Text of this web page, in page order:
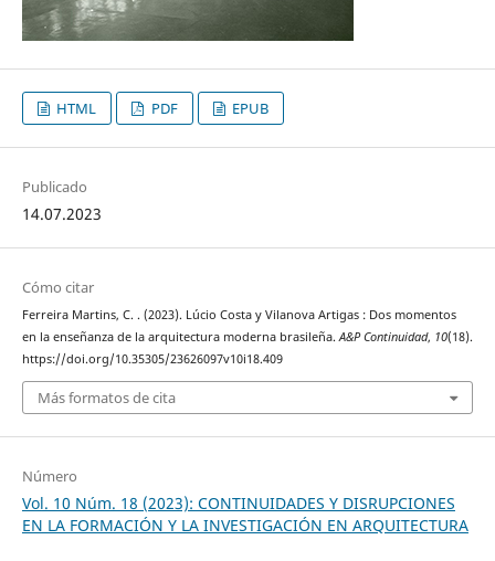
HTML PDF EPUB
Publicado
14.07.2023
Cómo citar
Ferreira Martins, C. . (2023). Lúcio Costa y Vilanova Artigas : Dos momentos
en la enseñanza de la arquitectura moderna brasileña. A&P Continuidad, 10(18).
https://doi.org/10.35305/23626097v10i18.409
Más formatos de cita
Número
Vol. 10 Núm. 18 (2023): CONTINUIDADES Y DISRUPCIONES
EN LA FORMACIÓN Y LA INVESTIGACIÓN EN ARQUITECTURA